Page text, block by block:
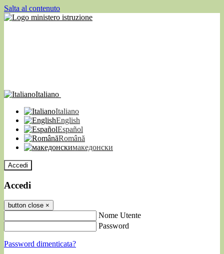
Salta al contenuto
Italiano
Italiano
English
Español
Română
македонски
Accedi
Accedi
button close ×
Nome Utente
Password
Password dimenticata?